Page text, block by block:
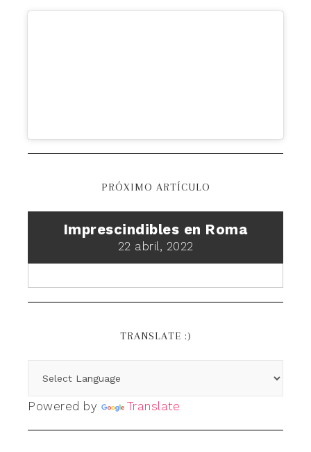
PRÓXIMO ARTÍCULO
Imprescindibles en Roma
22 abril, 2022
TRANSLATE :)
Powered by Translate